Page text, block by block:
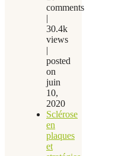
comments
|
30.4k
views
|
posted
on
juin
10,
2020
Sclérose
en
plaques
et